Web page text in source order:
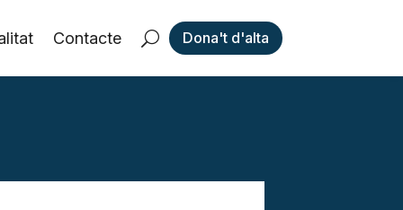
Contacte Dona't d'alta